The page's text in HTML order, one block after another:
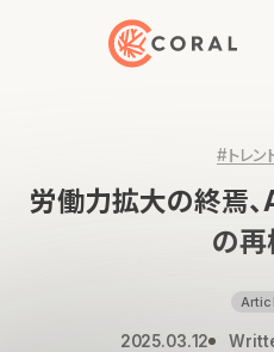
トップページへ戻る
#トレン
労働力拡大の終焉
の
2025.03.12